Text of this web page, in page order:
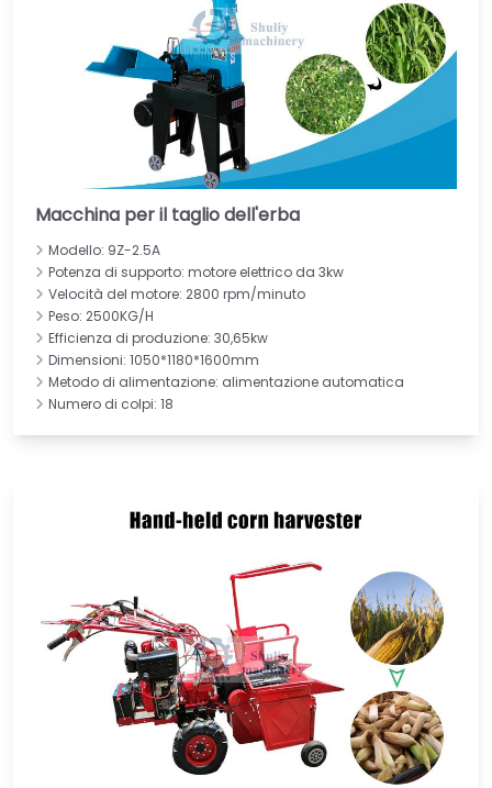
Macchina per il taglio dell'erba
Modello: 9Z-2.5A
Potenza di supporto: motore elettrico da 3kw
Velocità del motore: 2800 rpm/minuto
Peso: 2500KG/H
Efficienza di produzione: 30,65kw
Dimensioni: 1050*1180*1600mm
Metodo di alimentazione: alimentazione automatica
Numero di colpi: 18